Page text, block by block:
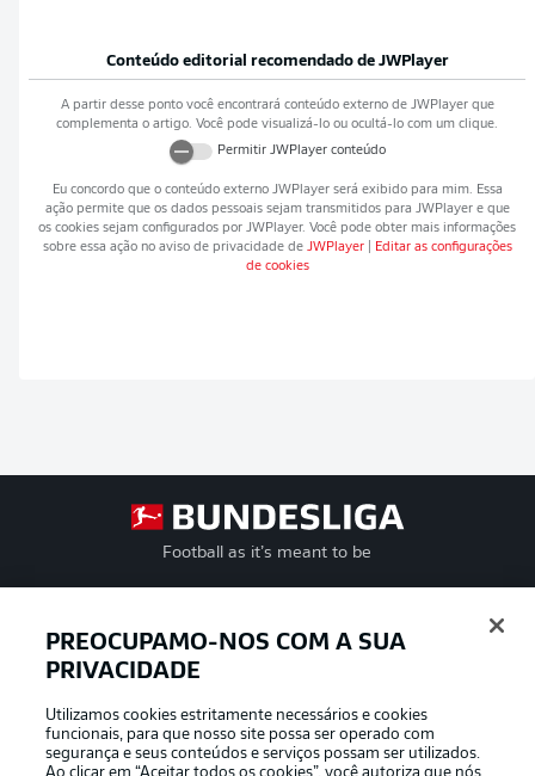
Conteúdo editorial recomendado de JWPlayer
A partir desse ponto você encontrará conteúdo externo de JWPlayerque
complementa o artigo. Você pode visualizá-lo ou ocultá-lo com um clique.
Permitir JWPlayerconteúdo
Eu concordo que o conteúdo externo JWPlayerserá exibido para mim. Essa
ação permite que os dados pessoais sejam transmitidos para JWPlayere que
os cookies sejam configurados por JWPlayer. Você pode obter mais informações
sobre essa ação no aviso de privacidade de JWPlayer
Editar as configurações
de cookies
Football as it’s meant to be
APLICATIVO DA BUNDESLIGA
PREOCUPAMO-NOS COM A SUA
PRIVACIDADE
Utilizamos cookies estritamente necessários e cookies
funcionais, para que nosso site possa ser operado com
segurança e seus conteúdos e serviços possam ser utilizados.